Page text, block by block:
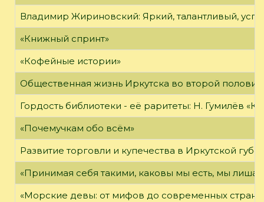
Владимир Жириновский: Яркий, талантливый,
«Книжный спринт»
«Кофейные истории»
Общественная жизнь Иркутска во второй
Гордость библиотеки - её раритеты: Н. Гумилёв
«Почемучкам обо всём»
Развитие торговли и купечества в Иркутской
«Принимая себя такими, каковы мы есть, мы
«Морские девы: от мифов до современных